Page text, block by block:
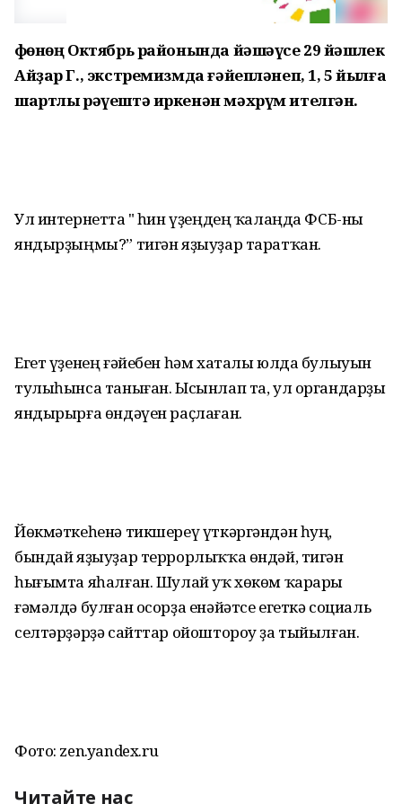
Өфөнөң Октябрь районында йәшәүсе 29 йәшлек
Айҙар Г., экстремизмда ғәйепләнеп, 1, 5 йылға
шартлы рәүештә иркенән мәхрүм ителгән.
Ул интернетта "Ә һин үҙеңдең ҡалаңда ФСБ-ны
яндырҙыңмы?” тигән яҙыуҙар таратҡан.
Егет үҙенең ғәйебен һәм хаталы юлда булыуын
тулыһынса таныған. Ысынлап та, ул органдарҙы
яндырырға өндәүен раҫлаған.
Йөкмәткеһенә тикшереү үткәргәндән һуң,
бындай яҙыуҙар террорлыҡҡа өндәй, тигән
һығымта яһалған. Шулай уҡ хөкөм ҡарары
ғәмәлдә булған осорҙа енәйәтсе егеткә социаль
селтәрҙәрҙә сайттар ойоштороу ҙа тыйылған.
Фото: zen.yandex.ru
Читайте нас